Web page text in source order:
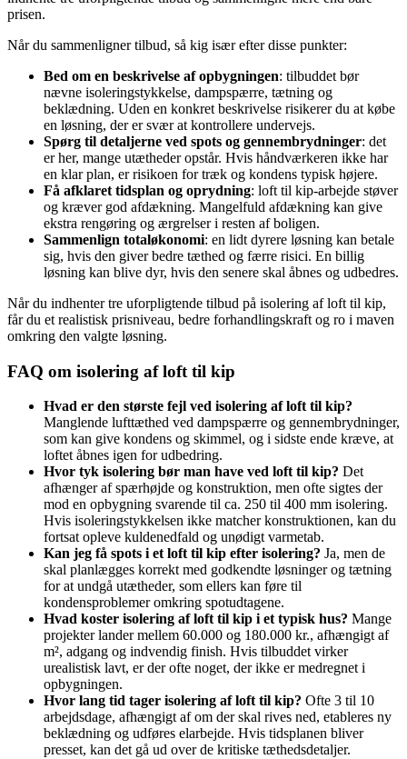
prisen.
Når du sammenligner tilbud, så kig især efter disse punkter:
Bed om en beskrivelse af opbygningen: tilbuddet bør
nævne isoleringstykkelse, dampspærre, tætning og
beklædning. Uden en konkret beskrivelse risikerer du at købe
en løsning, der er svær at kontrollere undervejs.
Spørg til detaljerne ved spots og gennembrydninger: det
er her, mange utætheder opstår. Hvis håndværkeren ikke har
en klar plan, er risikoen for træk og kondens typisk højere.
Få afklaret tidsplan og oprydning: loft til kip-arbejde støver
og kræver god afdækning. Mangelfuld afdækning kan give
ekstra rengøring og ærgrelser i resten af boligen.
Sammenlign totaløkonomi: en lidt dyrere løsning kan betale
sig, hvis den giver bedre tæthed og færre risici. En billig
løsning kan blive dyr, hvis den senere skal åbnes og udbedres.
Når du indhenter tre uforpligtende tilbud på isolering af loft til kip,
får du et realistisk prisniveau, bedre forhandlingskraft og ro i maven
omkring den valgte løsning.
FAQ om isolering af loft til kip
Hvad er den største fejl ved isolering af loft til kip?
Manglende lufttæthed ved dampspærre og gennembrydninger,
som kan give kondens og skimmel, og i sidste ende kræve, at
loftet åbnes igen for udbedring.
Hvor tyk isolering bør man have ved loft til kip? Det
afhænger af spærhøjde og konstruktion, men ofte sigtes der
mod en opbygning svarende til ca. 250 til 400 mm isolering.
Hvis isoleringstykkelsen ikke matcher konstruktionen, kan du
fortsat opleve kuldenedfald og unødigt varmetab.
Kan jeg få spots i et loft til kip efter isolering? Ja, men de
skal planlægges korrekt med godkendte løsninger og tætning
for at undgå utætheder, som ellers kan føre til
kondensproblemer omkring spotudtagene.
Hvad koster isolering af loft til kip i et typisk hus? Mange
projekter lander mellem 60.000 og 180.000 kr., afhængigt af
m², adgang og indvendig finish. Hvis tilbuddet virker
urealistisk lavt, er der ofte noget, der ikke er medregnet i
opbygningen.
Hvor lang tid tager isolering af loft til kip? Ofte 3 til 10
arbejdsdage, afhængigt af om der skal rives ned, etableres ny
beklædning og udføres elarbejde. Hvis tidsplanen bliver
presset, kan det gå ud over de kritiske tæthedsdetaljer.